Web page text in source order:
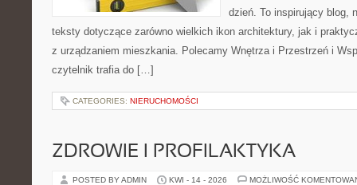
dzień. To inspirujący blog,
teksty dotyczące zarówno wielkich ikon architektury, jak i
z urządzaniem mieszkania. Polecamy Wnętrza i Przestrzeń i
czytelnik trafia do […]
CATEGORIES: NIERUCHOMOŚCI
ZDROWIE I PROFILAKTYKA
POSTED BY ADMIN KWI - 14 - 2026 MOŻLIWOŚĆ